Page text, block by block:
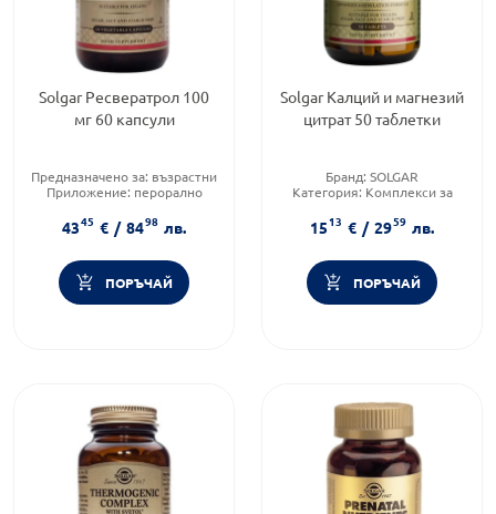
Solgar Ресвератрол 100
мг 60 капсули
Предназначено за: възрастни
Приложение: перорално
4345 € / 8498 лв.
ПОРЪЧАЙ
Solgar Калций и магнезий
цитрат 50 таблетки
Бранд: SOLGAR
Категория: Комплекси за
Форма на продукта: таблетки
1513 € / 2959 лв.
ПОРЪЧАЙ